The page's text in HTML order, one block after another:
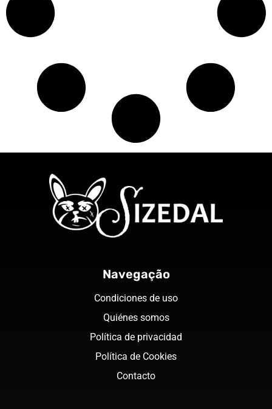
Navegação
Condiciones de uso
Quiénes somos
Política de privacidad
Política de Cookies
Contacto